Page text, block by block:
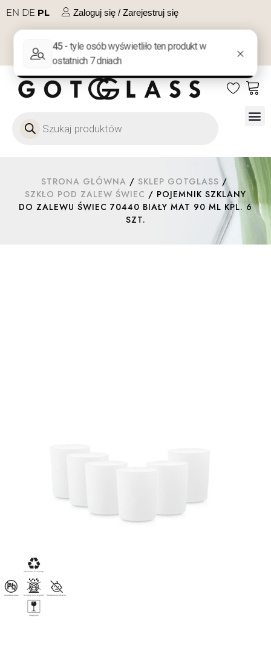
EN DE PL Zaloguj się / Zarejestruj się
NA PREZENT KONTAKT
STRONA GŁÓWNA / SKLEP GOTGLASS /
SZKŁO POD ZALEW ŚWIEC / POJEMNIK SZKLANY
DO ZALEWU ŚWIEC 70440 BIAŁY MAT 90 ML KPL. 6
SZT.